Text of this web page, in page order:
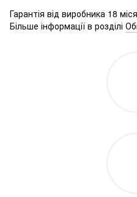
Гарантія від виробника 18
Більше інформації в розділі